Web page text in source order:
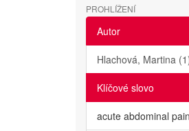
PROHLÍŽENÍ
Autor
Hlachová, Martina
Klíčové slovo
acute abdominal